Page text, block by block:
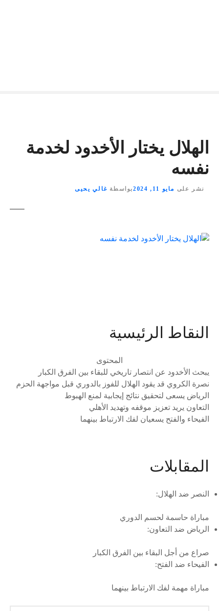
الهلال يختار الأخدود لخدمة
نفسه
نشر على مايو 11, 2024 بواسطة غالي يحيى
النقاط الرئيسية
المحتوى
يبحث الأخدود عن انتصار تاريخي للبقاء بين الفرق الكبار
نصرة الكروي قد يقود الهلال للفوز بالدوري قبل مواجهة الحزم
الرياض يسعى لتحقيق نتائج إيجابية لمنع الهبوط
التعاون يريد تعزيز موقفه وتهديد الأهلي
الفيحاء والفتح يسعيان لفك الارتباط بينهما
المقابلات
النصر ضد الهلال:
مباراة حاسمة لحسم الدوري
الرياض ضد التعاون:
صراع من أجل البقاء بين الفرق الكبار
الفيحاء ضد الفتح:
مباراة مهمة لفك الارتباط بينهما